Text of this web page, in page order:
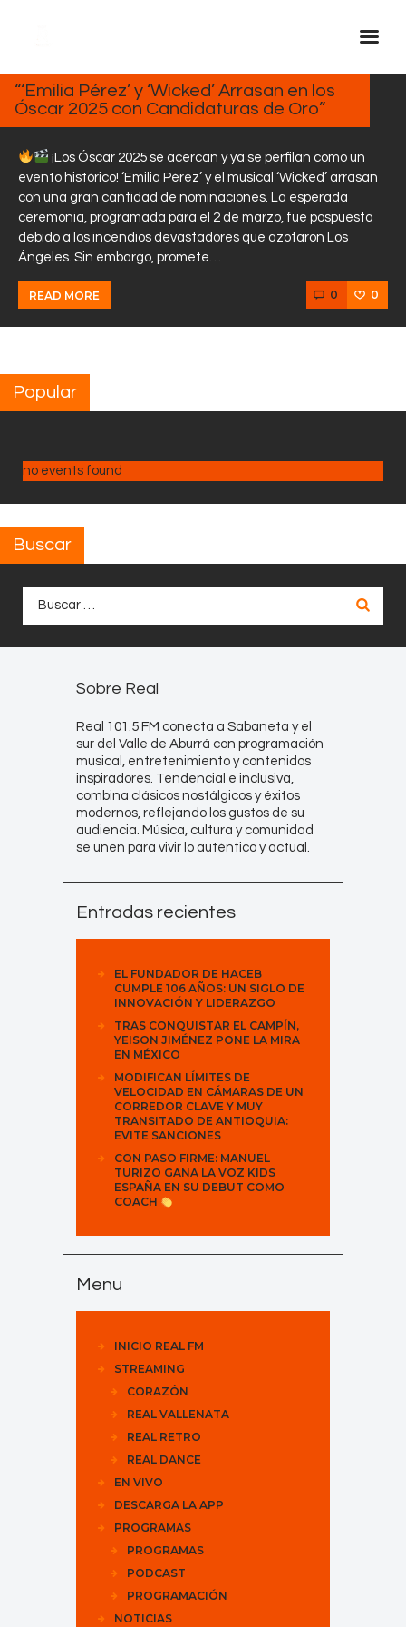
Inicio Real FM
En Vivo
Descarga La APP
Programas
Noticias
Equipo
Sobre Nosotros
2025
“‘Emilia Pérez’ y ‘Wicked’ Arrasan en los
Óscar 2025 con Candidaturas de Oro”
¡Los Óscar 2025 se acercan y ya se perfilan como un
evento histórico! ‘Emilia Pérez’ y el musical ‘Wicked’ arrasan
con una gran cantidad de nominaciones. La esperada
ceremonia, programada para el 2 de marzo, fue pospuesta
debido a los incendios devastadores que azotaron Los
Ángeles. Sin embargo, promete…
READ MORE 0 0
Popular
no events found
Buscar
Sobre Real
Real 101.5 FM conecta a Sabaneta y el
sur del Valle de Aburrá con programación
musical, entretenimiento y contenidos
inspiradores. Tendencial e inclusiva,
combina clásicos nostálgicos y éxitos
modernos, reflejando los gustos de su
audiencia. Música, cultura y comunidad
se unen para vivir lo auténtico y actual.
Entradas recientes
EL FUNDADOR DE HACEB
CUMPLE 106 AÑOS: UN SIGLO DE
INNOVACIÓN Y LIDERAZGO
TRAS CONQUISTAR EL CAMPÍN,
YEISON JIMÉNEZ PONE LA MIRA
EN MÉXICO
MODIFICAN LÍMITES DE
VELOCIDAD EN CÁMARAS DE UN
CORREDOR CLAVE Y MUY
TRANSITADO DE ANTIOQUIA:
EVITE SANCIONES
CON PASO FIRME: MANUEL
TURIZO GANA LA VOZ KIDS
ESPAÑA EN SU DEBUT COMO
COACH
Menu
INICIO REAL FM
STREAMING
CORAZÓN
REAL VALLENATA
REAL RETRO
REAL DANCE
EN VIVO
DESCARGA LA APP
PROGRAMAS
PROGRAMAS
PODCAST
PROGRAMACIÓN
NOTICIAS